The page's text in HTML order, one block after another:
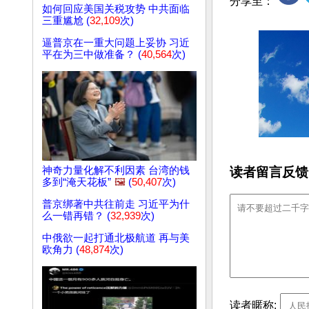
如何回应美国关税攻势 中共面临
三重尴尬 (32,109次)
逼普京在一重大问题上妥协 习近
平在为三中做准备？ (40,564次)
神奇力量化解不利因素 台湾的钱
多到“淹天花板” 🖼️ (50,407次)
普京绑著中共往前走 习近平为什
么一错再错？ (32,939次)
中俄欲一起打通北极航道 再与美
欧角力 (48,874次)
读者留言反
读者暱称: